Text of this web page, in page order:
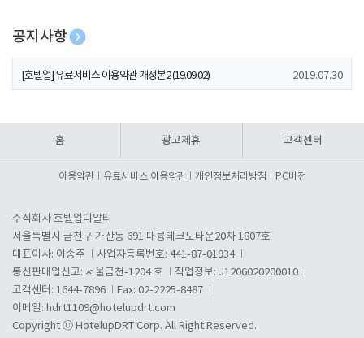
공지사항
[호텔업] 개인정보 처리방침 개정본1 (19.09.02)
[호텔업] 유료서비스 이용약관 개정본2 (19.09.02) 2019.07.30
홈 광고제휴 고객센터
이용약관 유료서비스 이용약관 개인정보처리방침 PC버전
주식회사 호텔업디알티
서울특별시 금천구 가산동 691 대륭테크노타운20차 1807호
대표이사: 이송주
사업자등록번호: 441-87-01934
통신판매업신고: 서울금천-1204 호
직업정보: J1206020200010
고객센터: 1644-7896
Fax: 02-2225-8487
이메일: hdrt1109@hotelupdrt.com
Copyright ⓒ HotelupDRT Corp. All Right Reserved.